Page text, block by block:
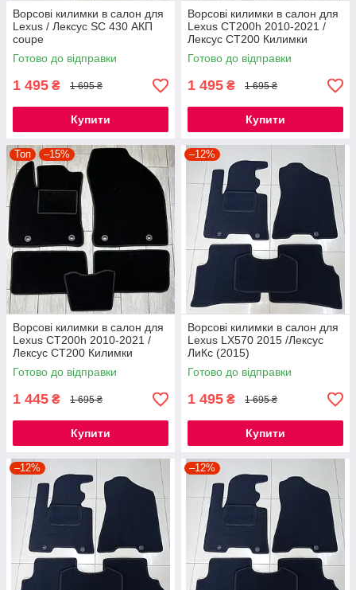
Ворсові килимки в салон для
Lexus / Лексус SC 430 АКП
coupe
Готово до відправки
1 495 ₴ 1 695 ₴
Купити
Ворсові килимки в салон для
Lexus CT200h 2010-2021 /
Лексус СТ200 Килимки
Готово до відправки
1 495 ₴ 1 695 ₴
Купити
Топ –15%
Ворсові килимки в салон для
Lexus CT200h 2010-2021 /
Лексус СТ200 Килимки
Готово до відправки
1 445 ₴ 1 695 ₴
Купити
–12%
Ворсові килимки в салон для
Lexus LХ570 2015 /Лексус
ЛиКс (2015)
Готово до відправки
1 495 ₴ 1 695 ₴
Купити
–12% –12%